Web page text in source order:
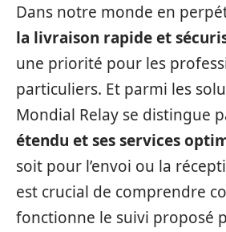
Dans notre monde en
la livraison rapide et
une priorité pour les
particuliers. Et parmi les
Mondial Relay se distingue
étendu et ses services
soit pour l’envoi ou la
est crucial de comprendre
fonctionne le suivi proposé